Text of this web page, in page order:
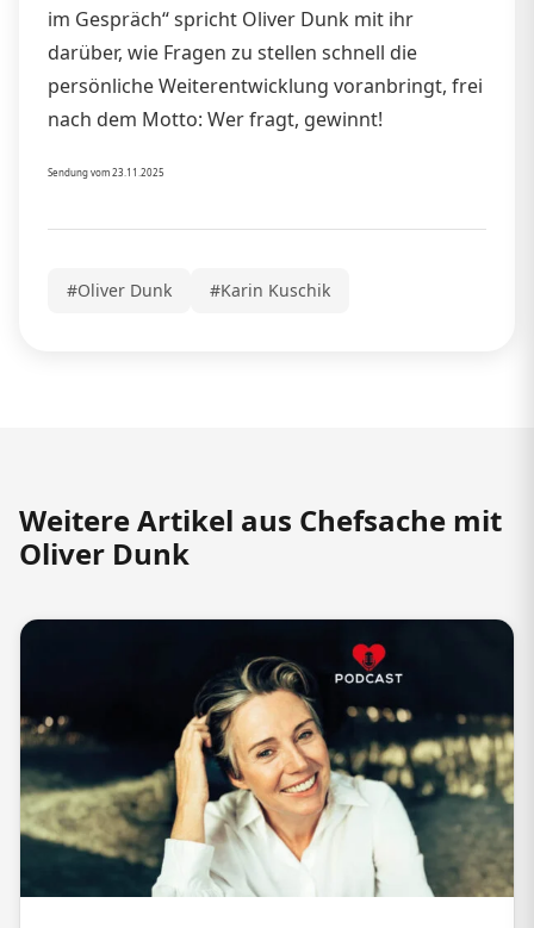
im Gespräch“ spricht Oliver Dunk mit ihr
darüber, wie Fragen zu stellen schnell die
persönliche Weiterentwicklung voranbringt, frei
nach dem Motto: Wer fragt, gewinnt!
Sendung vom 23.11.2025
#Oliver Dunk #Karin Kuschik
Weitere Artikel aus Chefsache mit
Oliver Dunk